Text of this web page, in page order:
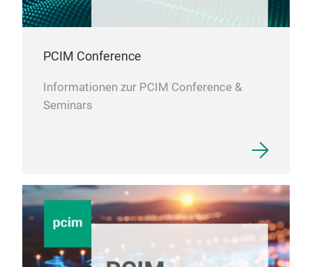
PCIM Conference
Informationen zur PCIM Conference &
Seminars